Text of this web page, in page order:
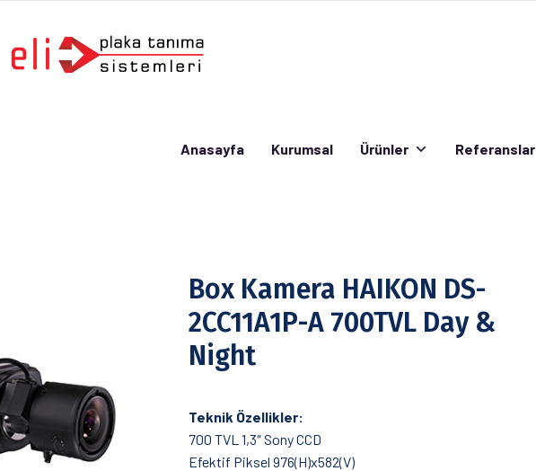
Anasayfa Kurumsal Ürünler Referanslar
Anasayfa
Box Kamera HAIKON DS-
2CC11A1P-A 700TVL Day &
Night
Teknik Özellikler:
700 TVL 1,3″ Sony CCD
Efektif Piksel 976(H)x582(V)